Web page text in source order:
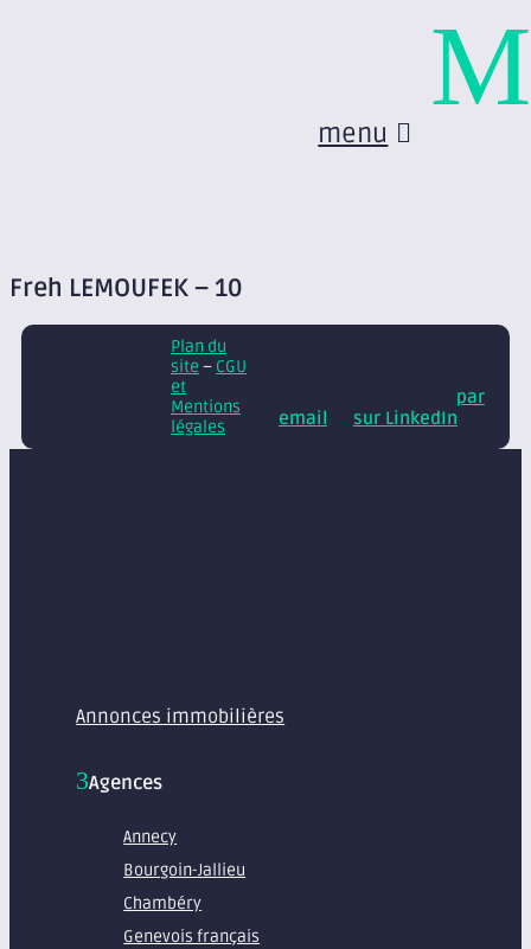
menu
Freh LEMOUFEK – 10
Plan du
site – CGU
et
Mentions
légales
par
email
sur LinkedIn
Annonces immobilières
Agences
Annecy
Bourgoin-Jallieu
Chambéry
Genevois français
M